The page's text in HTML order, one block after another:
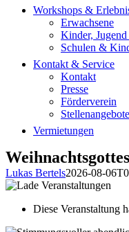
Workshops &
Erwachsene
Kinder,
Schulen &
Kontakt & Service
Kontakt
Presse
Förderverein
Stellenangebote
Vermietungen
Lukas Bertels2026-08-
Diese Veranstaltung